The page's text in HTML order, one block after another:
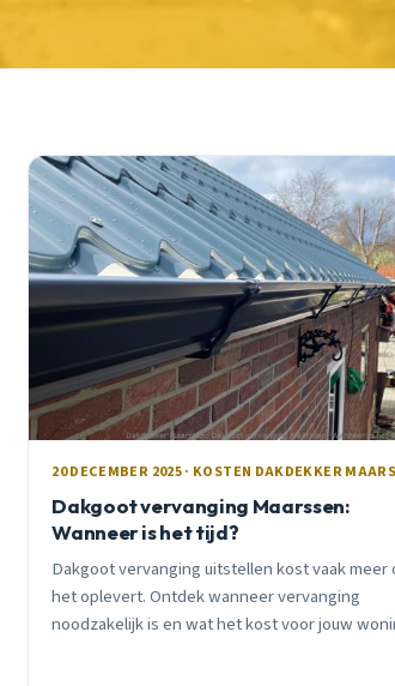
20 DECEMBER 2025 · KOSTEN DAKDEKKER
Dakgoot vervanging Maarssen:
Wanneer is het tijd?
Dakgoot vervanging uitstellen kost vaak meer
het oplevert. Ontdek wanneer vervanging
noodzakelijk is en wat het kost voor jouw